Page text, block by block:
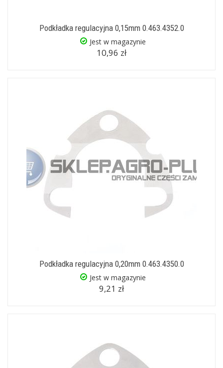
Podkładka regulacyjna 0,15mm 0.463.4352.0
Jest w magazynie
10,96 zł
Podkładka regulacyjna 0,20mm 0.463.4350.0
Jest w magazynie
9,21 zł